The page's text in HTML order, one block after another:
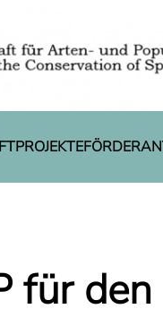
PROJEKTE
für den